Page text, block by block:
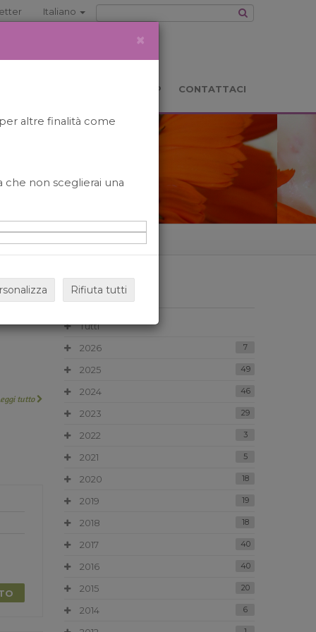
Italiano
BOOKSHOP CONTATTACI
tutto
ARCHIVIO
Tutti
2026
7
2025 49
2024 46
2023 29
2022 3
2021 5
2020 18
2019 19
2018 18
2017 40
2016 40
2015 20
2014 6
×
altre finalità come
che non sceglierai una
Rifiuta tutti